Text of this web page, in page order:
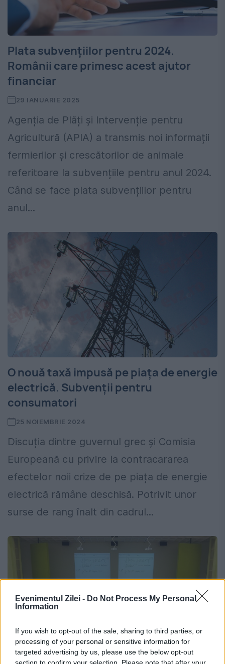
Evenimentul Zilei - Do Not Process My Personal
Information
If you wish to opt-out of the sale, sharing to third parties, or
processing of your personal or sensitive information for
targeted advertising by us, please use the below opt-out
Plata subvențiilor pentru 2024.
Românii care primesc acest ajutor
financiar
29 IANUARIE 2025
Agenția de Plăți și Intervenție pentru
Agricultură (APIA) a transmis noi informații
fermierilor și crescătorilor de animale
referitoare la subvențiile pentru anul 2024.
Când se face plata subvențiilor pentru
anul...
O nouă taxă impusă pe piața de energie
electrică. Subvenții pentru
consumatori
25 NOIEMBRIE 2024
Discuția dintre guvernul grec și Comisia
Europeană cu privire la contracararea
efectelor noii crize de pe piața de energie
electrică rămâne deschisă. Potrivit unor
surse de rang înalt din cadrul...